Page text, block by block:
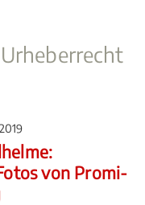
von Promi-